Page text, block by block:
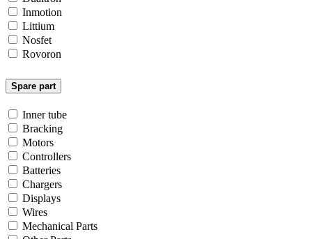
Inmotion
Littium
Nosfet
Rovoron
Spare part
Inner tube
Bracking
Motors
Controllers
Batteries
Chargers
Displays
Wires
Mechanical Parts